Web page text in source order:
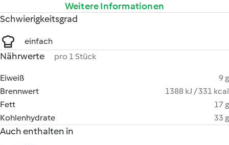
Weitere Informationen
Schwierigkeitsgrad
einfach
Nährwerte pro 1 Stück
Eiweiß
9 g
Brennwert
1388 kJ / 331 kcal
Fett
17 g
Kohlenhydrate
33 g
Auch enthalten in